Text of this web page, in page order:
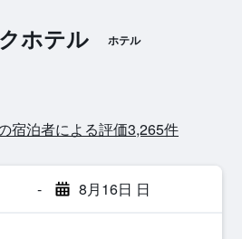
ホテル ホテル
宿泊者による評価3,265​件
- 8月16日 日